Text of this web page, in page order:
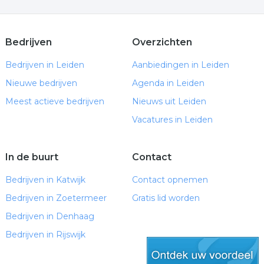
Bedrijven
Bedrijven in Leiden
Nieuwe bedrijven
Meest actieve bedrijven
Overzichten
Aanbiedingen in Leiden
Agenda in Leiden
Nieuws uit Leiden
Vacatures in Leiden
In de buurt
Bedrijven in Katwijk
Bedrijven in Zoetermeer
Bedrijven in Denhaag
Bedrijven in Rijswijk
Contact
Contact opnemen
Gratis lid worden